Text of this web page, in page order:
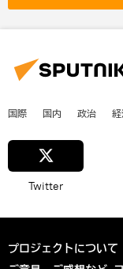
国際 国内 政治
Twitter
プロジェクトについて